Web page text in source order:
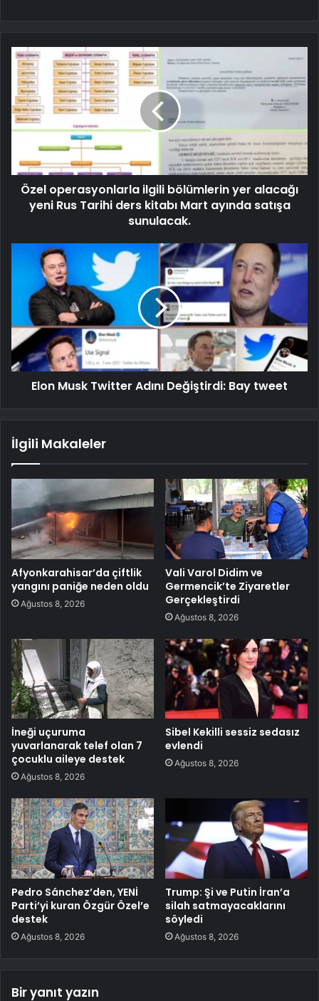
Özel operasyonlarla ilgili bölümlerin yer alacağı
yeni Rus Tarihi ders kitabı Mart ayında satışa
sunulacak.
Elon Musk Twitter Adını Değiştirdi: Bay tweet
İlgili Makaleler
Afyonkarahisar’da çiftlik
yangını paniğe neden oldu
Ağustos 8, 2026
Vali Varol Didim ve
Germencik’te Ziyaretler
Gerçekleştirdi
Ağustos 8, 2026
İneği uçuruma
yuvarlanarak telef olan 7
çocuklu aileye destek
Ağustos 8, 2026
Sibel Kekilli sessiz sedasız
evlendi
Ağustos 8, 2026
Pedro Sánchez’den, YENİ
Parti’yi kuran Özgür Özel’e
destek
Ağustos 8, 2026
Trump: Şi ve Putin İran’a
silah satmayacaklarını
söyledi
Ağustos 8, 2026
Bir yanıt yazın